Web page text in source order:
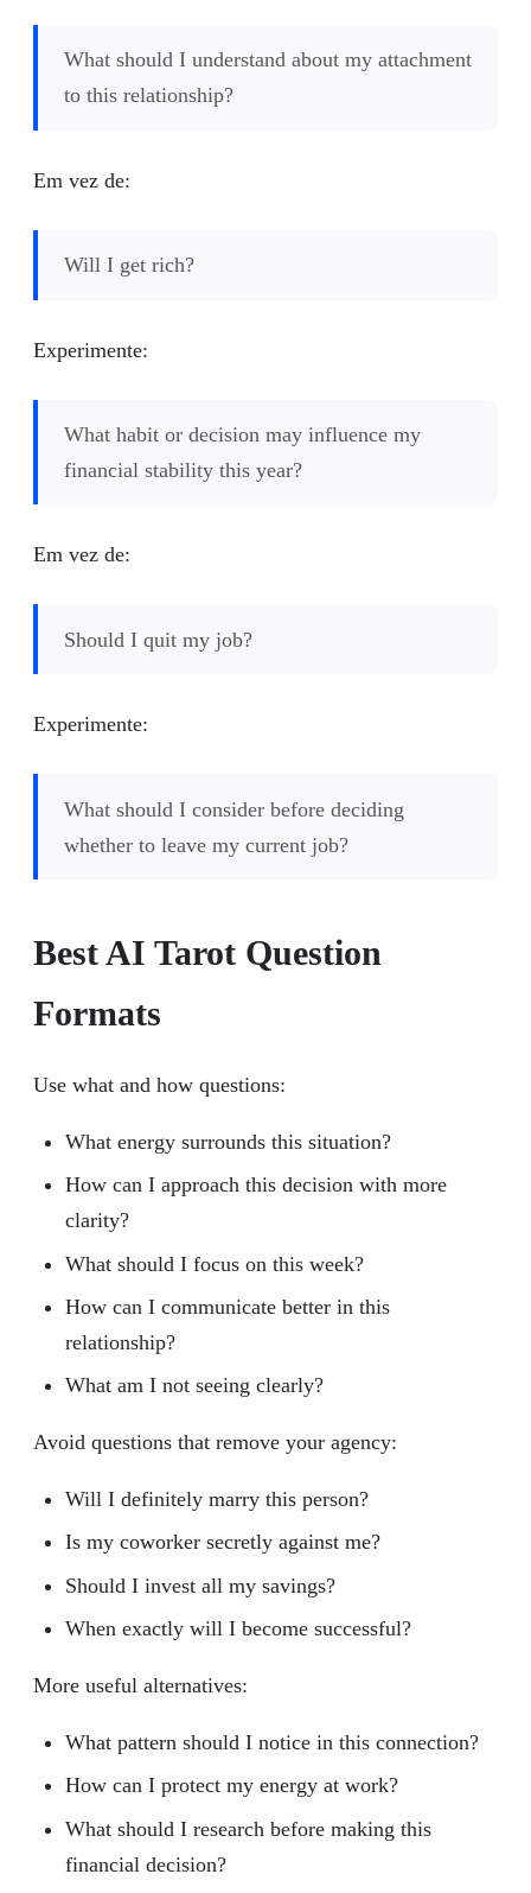
What should I understand about my attachment
to this relationship?
Em vez de:
Will I get rich?
Experimente:
What habit or decision may influence my
financial stability this year?
Em vez de:
Should I quit my job?
Experimente:
What should I consider before deciding
whether to leave my current job?
Best AI Tarot Question
Formats
Use what and how questions:
What energy surrounds this situation?
How can I approach this decision with more
clarity?
What should I focus on this week?
How can I communicate better in this
relationship?
What am I not seeing clearly?
Avoid questions that remove your agency:
Will I definitely marry this person?
Is my coworker secretly against me?
Should I invest all my savings?
When exactly will I become successful?
More useful alternatives:
What pattern should I notice in this connection?
How can I protect my energy at work?
What should I research before making this
financial decision?